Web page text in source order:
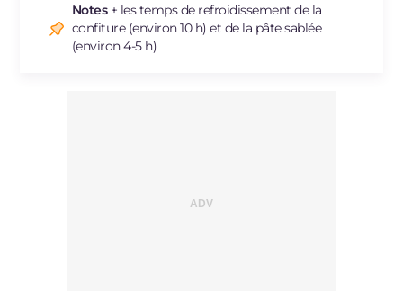
Notes+ les temps de refroidissement de la
confiture (environ 10 h) et de la pâte sablée
(environ 4-5 h)